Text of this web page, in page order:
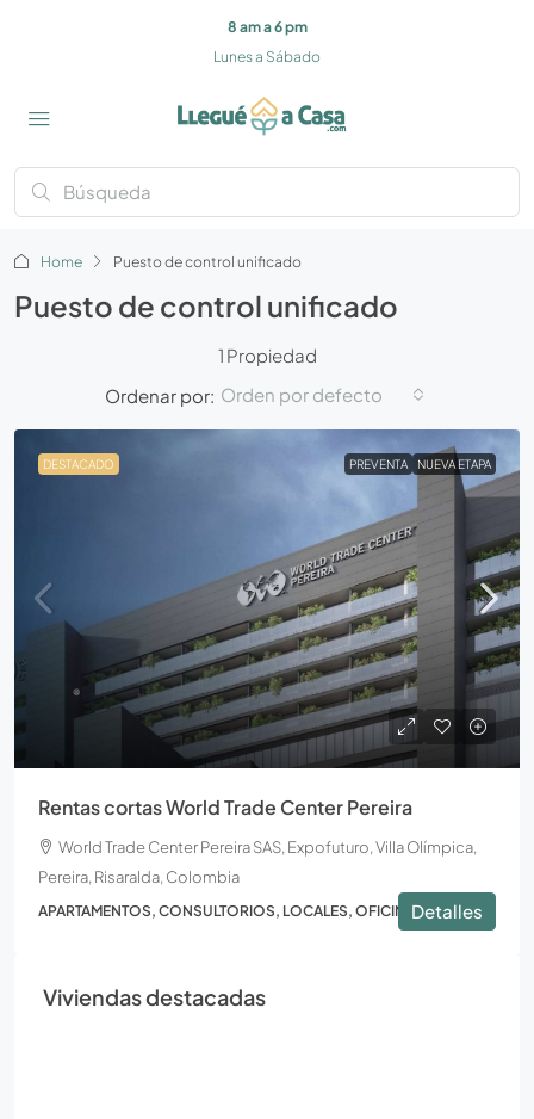
8 am a 6 pm
Lunes a Sábado
Home Puesto de control unificado
Puesto de control unificado
1 Propiedad
Ordenar por: Orden por defecto
DESTACADO PREVENTA NUEVA ETAPA
Rentas cortas World Trade Center Pereira
World Trade Center Pereira SAS, Expofuturo, Villa Olímpica,
Pereira, Risaralda, Colombia
APARTAMENTOS, CONSULTORIOS, LOCALES, OFICINASDetalles
Viviendas destacadas